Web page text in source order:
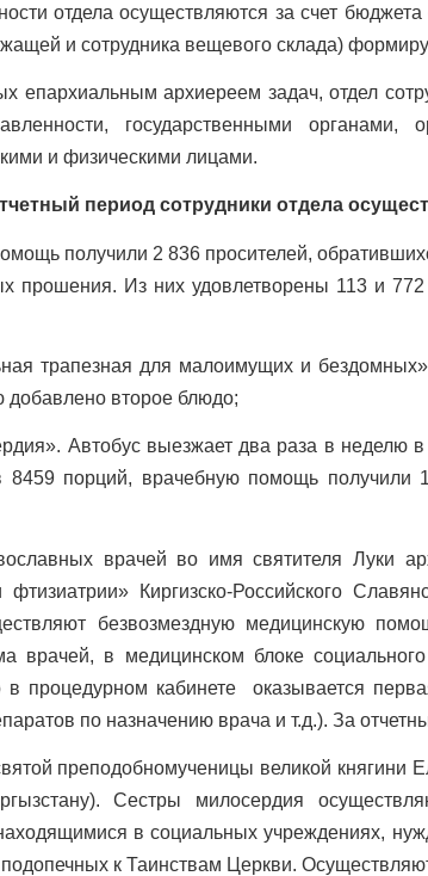
отдела осуществляются за счет бюджета
и сотрудника вещевого склада)
архиереем задач, отдел
государственными
и физическими лицами.
период сотрудники отдела
получили 2 836 просителей,
прошения. Из них удовлетворены 113 и
трапезная для малоимущих и
второе блюдо;
Автобус выезжает два раза в неделю
8459 порций, врачебную помощь
врачей во имя святителя Луки
Киргизско-Российского
безвозмездную медицинскую
врачей, в медицинском блоке
процедурном кабинете оказывается
по назначению врача и т.д.). За
преподобномученицы великой княгини
Сестры милосердия
в социальных учреждениях,
к Таинствам Церкви.